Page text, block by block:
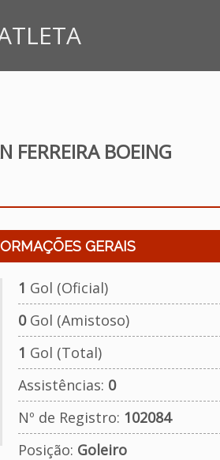
FERREIRA BOEING
GERAIS
1 Gol (Oficial)
0Gol (Amistoso)
1 Gol (Total)
Assistências: 0
Nº de Registro: 102084
Posição: Goleiro